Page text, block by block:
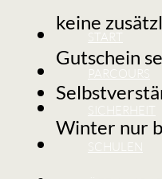
START
PARCOURS
SICHERHEIT
SCHULEN
keine
Gutschein
Winter nur